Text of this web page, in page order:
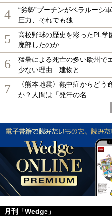
子 親密なる人類史』（シッダールタ ムカ
4
“劣勢”プーチンがベラルーシ
圧力、それでも独…
5
高校野球の歴史を彩ったPL学
廃部したのか
6
猛暑による死亡の多い欧州で
少ない理由…建物と…
7
〈熊本地震〉熱中症からどう
か？人間は「発汗の名…
月刊「Wedge」